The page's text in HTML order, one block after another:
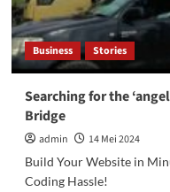
Business Stories
Searching for the
Bridge
admin
14 Mei 2024
Build Your Website in
Coding Hassle!